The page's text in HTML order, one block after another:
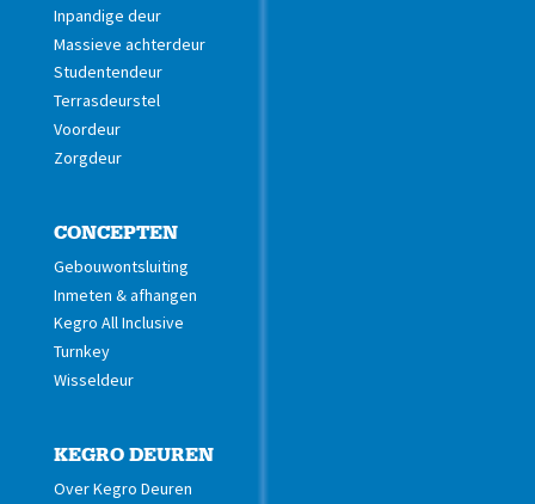
Inpandige deur
Massieve achterdeur
Studentendeur
Terrasdeurstel
Voordeur
Zorgdeur
CONCEPTEN
Gebouwontsluiting
Inmeten & afhangen
Kegro All Inclusive
Turnkey
Wisseldeur
KEGRO DEUREN
Over Kegro Deuren